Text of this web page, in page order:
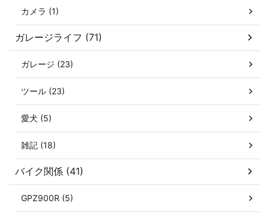
カメラ (1)
ガレージライフ (71)
ガレージ (23)
ツール (23)
愛犬 (5)
雑記 (18)
バイク関係 (41)
GPZ900R (5)